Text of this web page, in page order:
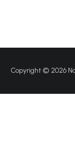
Copyright © 2026